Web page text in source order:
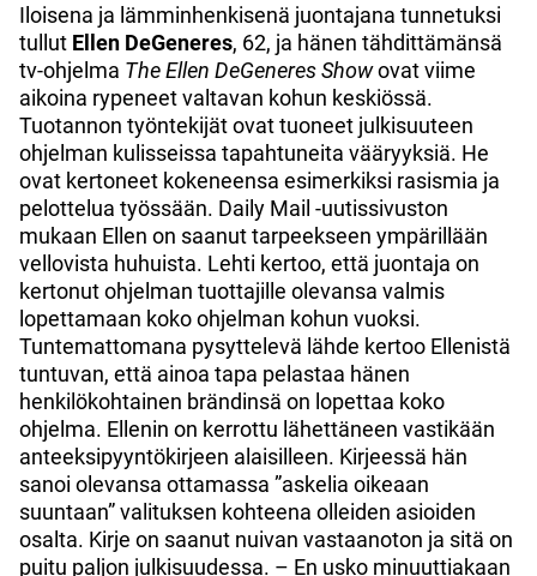
Iloisena ja lämminhenkisenä juontajana tunnetuksi
tullut Ellen DeGeneres, 62, ja hänen tähdittämänsä
tv-ohjelma The Ellen DeGeneres Showovat viime
aikoina rypeneet valtavan kohun keskiössä.
Tuotannon työntekijät ovat tuoneet julkisuuteen
ohjelman kulisseissa tapahtuneita vääryyksiä. He
ovat kertoneet kokeneensa esimerkiksi rasismia ja
pelottelua työssään. Daily Mail -uutissivuston
mukaan Ellen on saanut tarpeekseen ympärillään
vellovista huhuista. Lehti kertoo, että juontaja on
kertonut ohjelman tuottajille olevansa valmis
lopettamaan koko ohjelman kohun vuoksi.
Tuntemattomana pysyttelevä lähde kertoo Ellenistä
tuntuvan, että ainoa tapa pelastaa hänen
henkilökohtainen brändinsä on lopettaa koko
ohjelma. Ellenin on kerrottu lähettäneen vastikään
anteeksipyyntökirjeen alaisilleen. Kirjeessä hän
sanoi olevansa ottamassa ”askelia oikeaan
suuntaan” valituksen kohteena olleiden asioiden
osalta. Kirje on saanut nuivan vastaanoton ja sitä on
puitu paljon julkisuudessa. – En usko minuuttiakaan